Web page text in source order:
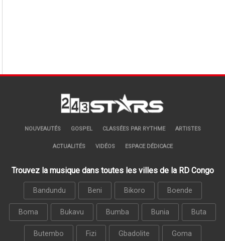
NOUVEAUTÉS GOSPEL CLASSÉES PAR RYTHME ARTISTES
ACTUALITÉS VIDÉOS ESPACE DÉDICACE
Trouvez la musique dans toutes les villes de la RD Congo
Bandundu Beni Bikoro Boende
Boma Bukavu Bumba Bunia Buta
Butembo Fizi Gbadolite Goma